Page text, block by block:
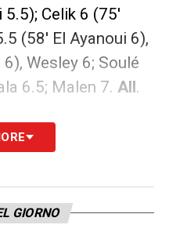
Celik 6 (75′
(58′ El Ayanoui 6),
Wesley 6; Soulé
6.5; Malen 7. All.
GIORNO